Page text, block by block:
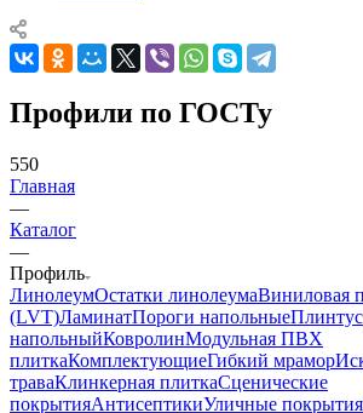
Профили по ГОСТу
550
Главная
—
Каталог
—
Профиль
ЛинолеумОстатки линолеумаВиниловая
(LVT)ЛаминатПороги напольныеПлинтус
напольныйКовролинМодульная ПВХ
плиткаКомплектующиеГибкий мрамор
траваКлинкерная плиткаСценические
покрытияАнтисептикиУличные покрытия